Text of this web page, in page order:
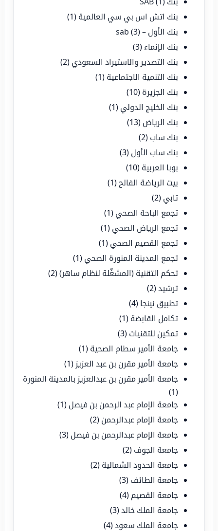
بنك اتش اس بي سي العالمية (1)
بنك الأول – sab(3)
بنك الإنماء (3)
بنك التصدير والاستيراد السعودي (2)
بنك التنمية الاجتماعية (1)
بنك الجزيرة (10)
بنك الخليج الدولي (1)
بنك الرياض (13)
بنك ساب (2)
بنك ساب الأول (3)
بوبا العربية (10)
بيت الرياضة الفالح (1)
تابي (2)
تجمع الباحة الصحي (1)
تجمع الرياض الصحي (1)
تجمع القصيم الصحي (1)
تجمع المدينة المنورة الصحي (1)
تحكم التقنية (المشغّلة لنظام ساهر)(2)
ترشيد(2)
تطبيق نينجا (4)
تكامل القابضة (1)
تمكين للتقنيات (3)
جامعة الأمير سطام الصحية (1)
جامعة الأمير مقرن بن عبد العزيز (1)
جامعة الأمير مقرن بن عبدالعزيز بالمدينة المنورة
(1)
جامعة الإمام عبد الرحمن بن فيصل (1)
جامعة الإمام عبدالرحمن (2)
جامعة الإمام عبدالرحمن بن فيصل (3)
جامعة الجوف (2)
جامعة الحدود الشمالية (2)
جامعة الطائف (3)
جامعة القصيم (4)
جامعة الملك خالد(3)
جامعة الملك سعود(4)